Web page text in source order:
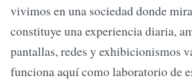
vivimos en una sociedad donde
constituye una experiencia diaria,
pantallas, redes y exhibicionismos
funciona aquí como laboratorio de